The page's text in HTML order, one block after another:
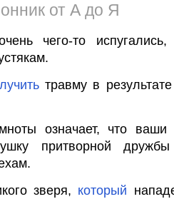
от А до Я
чего-то испугались,
травму в результате
означает, что ваши
притворной
зверя, который